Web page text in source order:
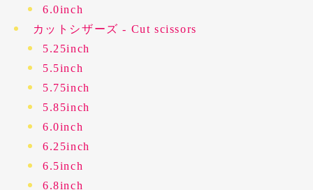
6.0inch
カットシザーズ - Cut scissors
5.25inch
5.5inch
5.75inch
5.85inch
6.0inch
6.25inch
6.5inch
6.8inch